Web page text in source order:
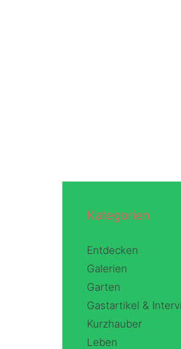
Kategorien
Entdecken
Galerien
Garten
Gastartikel &
Kurzhauber
Leben